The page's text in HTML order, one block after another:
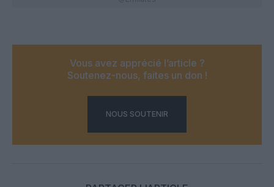
Vous avez apprécié l’article ?
Soutenez-nous, faites un don !
NOUS SOUTENIR